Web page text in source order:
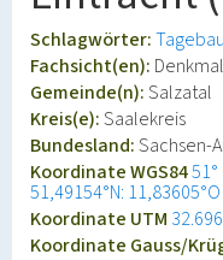
Schlagwörter:Tagebau
Fachsicht(en):
Gemeinde(n):Salzatal
Kreis(e):Saalekreis
Bundesland:Sachsen-
Koordinate WGS8451°
51,49154°N: 11,83605°O
Koordinate UTM
Koordinate Gauss/